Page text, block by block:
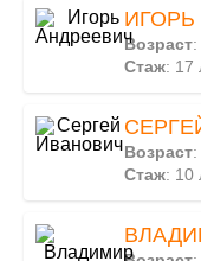
Возраст:
Стаж: 17
Возраст:
Стаж: 10